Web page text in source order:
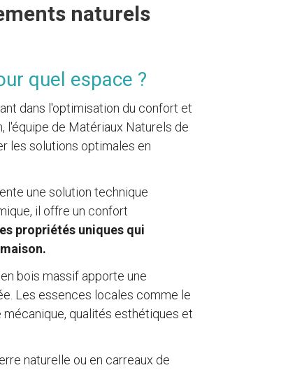
naturels
quel espace ?
dans l'optimisation du confort et
l'équipe de Matériaux Naturels de
les solutions optimales en
une solution technique
il offre un confort
propriétés uniques qui
bois massif apporte une
Les essences locales comme le
qualités esthétiques et
naturelle ou en carreaux de